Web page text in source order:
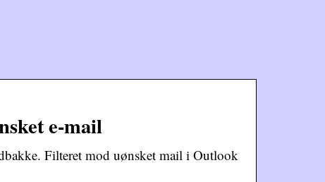
e-mail
Filteret mod uønsket mail i Outlook